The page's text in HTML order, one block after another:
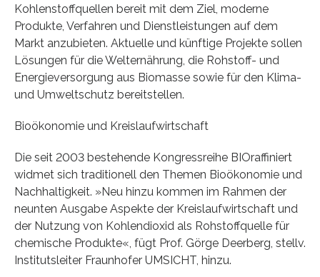
Kohlenstoffquellen bereit mit dem Ziel, moderne
Produkte, Verfahren und Dienstleistungen auf dem
Markt anzubieten. Aktuelle und künftige Projekte sollen
Lösungen für die Welternährung, die Rohstoff- und
Energieversorgung aus Biomasse sowie für den Klima-
und Umweltschutz bereitstellen.
Bioökonomie und Kreislaufwirtschaft
Die seit 2003 bestehende Kongressreihe BIOraffiniert
widmet sich traditionell den Themen Bioökonomie und
Nachhaltigkeit. »Neu hinzu kommen im Rahmen der
neunten Ausgabe Aspekte der Kreislaufwirtschaft und
der Nutzung von Kohlendioxid als Rohstoffquelle für
chemische Produkte«, fügt Prof. Görge Deerberg, stellv.
Institutsleiter Fraunhofer UMSICHT, hinzu.